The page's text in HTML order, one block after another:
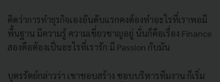
คิดว่าการทำธุรกิจเองอันดับแรกคงต้องทำอะไรที่เราพอมี
พื้นฐาน มีความรู้ ความเชี่ยวชาญอยู่ นั่นก็คือเรื่อง Finance
สองคือต้องเป็นอะไรที่เรารัก มี Passion กับมัน
บุตรรัตย์กล่าวว่า เขาชอบสร้าง ชอบบริหารทีมงาน ก็เริ่ม